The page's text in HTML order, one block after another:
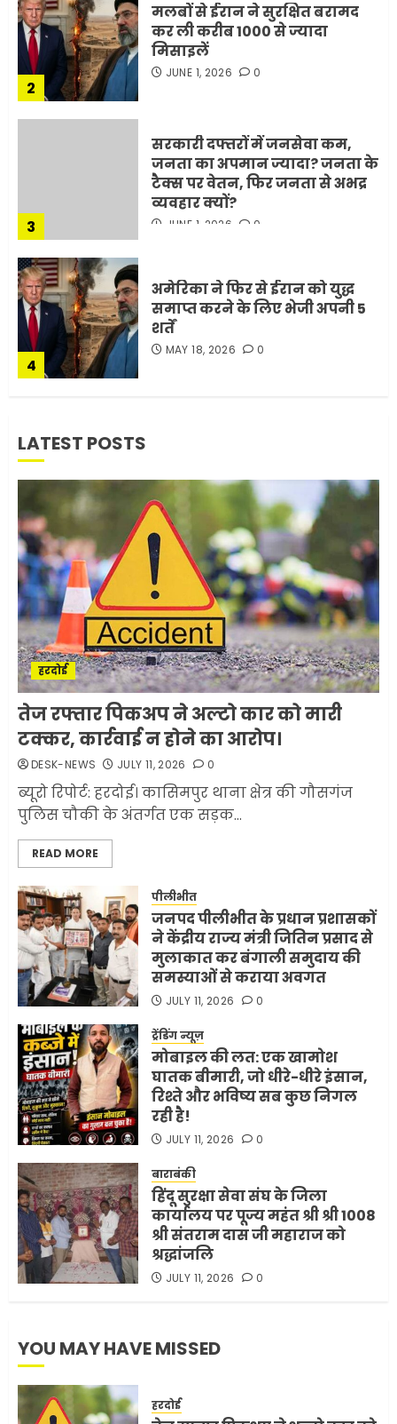
2
मलबों से ईरान ने सुरक्षित बरामद
कर ली करीब 1000 से ज्यादा
मिसाइलें
JUNE 1, 2026 0
3
सरकारी दफ्तरों में जनसेवा कम,
जनता का अपमान ज्यादा? जनता के
टैक्स पर वेतन, फिर जनता से अभद्र
व्यवहार क्यों?
JUNE 1, 2026 0
4
अमेरिका ने फिर से ईरान को युद्ध
समाप्त करने के लिए भेजी अपनी 5
शर्तें
MAY 18, 2026 0
FEBRUARY 3, 2026 0
1
मोबाइल की लत: एक खामोश
घातक बीमारी, जो धीरे-धीरे इंसान,
रिश्ते और भविष्य सब कुछ निगल
रही है!
JULY 11, 2026
मलबों से ईरान ने सुरक्षित बरामद
कर ली करीब 1000 से ज्यादा
मिसाइलें
JUNE 1, 2026
3
व्यवहार क्यों?
JUNE 1, 2026 0
4
अमेरिका ने फिर से ईरान को युद्ध
समाप्त करने के लिए भेजी अपनी 5
MAY 18, 2026
5
भारत-अमेरिका व्यापार समझौता
ट्रंप ने किया एलान
FEBRUARY 3, 2026
LATEST POSTS
हरदोई
तेज रफ्तार पिकअप ने अल्टो कार को मारी
टक्कर, कार्रवाई न होने का आरोप।
DESK-NEWS JULY 11, 2026 0
ब्यूरो रिपोर्ट: हरदोई। कासिमपुर थाना क्षेत्र की गौसगंज
पुलिस चौकी के अंतर्गत एक सड़क...
READ MORE
पीलीभीत
जनपद पीलीभीत के प्रधान प्रशासकों
ने केंद्रीय राज्य मंत्री जितिन प्रसाद से
मुलाकात कर बंगाली समुदाय की
समस्याओं से कराया अवगत
JULY 11, 2026 0
ट्रेंडिंग न्यूज़
मोबाइल की लत: एक खामोश
घातक बीमारी, जो धीरे-धीरे इंसान,
रिश्ते और भविष्य सब कुछ निगल
रही है!
JULY 11, 2026 0
बाराबंकी
हिंदू सुरक्षा सेवा संघ के जिला
कार्यालय पर पूज्य महंत श्री श्री 1008
श्री संतराम दास जी महाराज को
श्रद्धांजलि
JULY 11, 2026 0
YOU MAY HAVE MISSED
हरदोई